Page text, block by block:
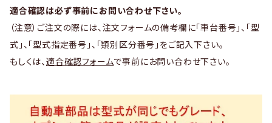
適合確認は必ず事前にお問い合わせ下さい。
（注意）ご注文の際には、注文フォームの備考欄に「車台番号」、「型
式」、「型式指定番号」、「類別区分番号」をご記入下さい。
もしくは、 適合確認フォームで事前にお問い合わせ下さい。